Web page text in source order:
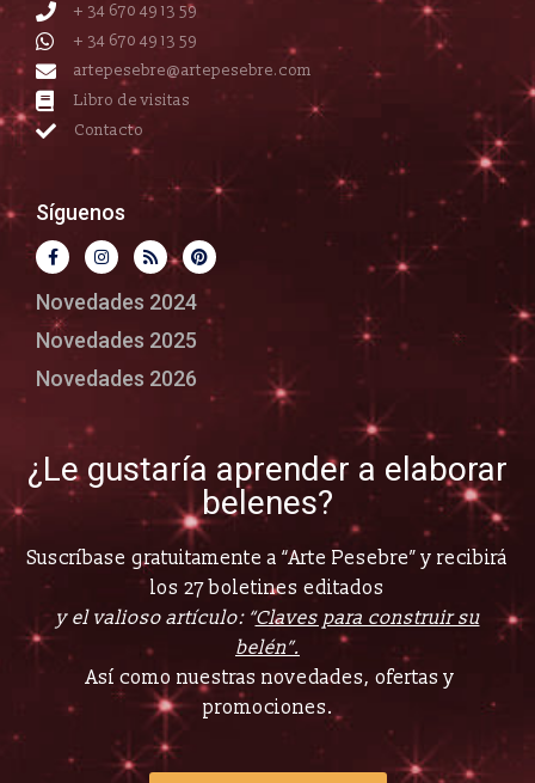
+ 34 670 49 13 59
+ 34 670 49 13 59
artepesebre@artepesebre.com
Libro de visitas
Contacto
Síguenos
Novedades 2024
Novedades 2025
Novedades 2026
¿Le gustaría aprender a elaborar
belenes?
Suscríbase gratuitamente a “Arte Pesebre” y recibirá
los 27 boletines editados
y el valioso artículo: “Claves para construir su
belén”.
Así como nuestras novedades, ofertas y
promociones.